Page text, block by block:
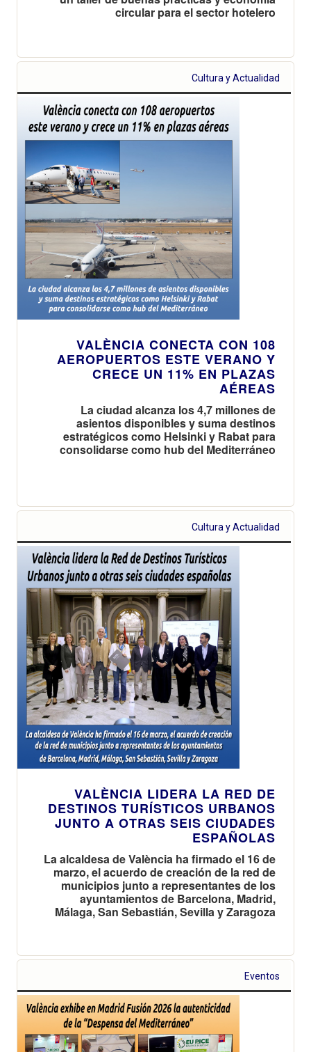
circular para el sector hotelero
Cultura y Actualidad
VALÈNCIA CONECTA CON 108
AEROPUERTOS ESTE VERANO Y
CRECE UN 11% EN PLAZAS
AÉREAS
La ciudad alcanza los 4,7 millones de
asientos disponibles y suma destinos
estratégicos como Helsinki y Rabat para
consolidarse como hub del Mediterráneo
Cultura y Actualidad
VALÈNCIA LIDERA LA RED DE
DESTINOS TURÍSTICOS URBANOS
JUNTO A OTRAS SEIS CIUDADES
ESPAÑOLAS
La alcaldesa de València ha firmado el 16 de
marzo, el acuerdo de creación de la red de
municipios junto a representantes de los
ayuntamientos de Barcelona, Madrid,
Málaga, San Sebastián, Sevilla y Zaragoza
Eventos